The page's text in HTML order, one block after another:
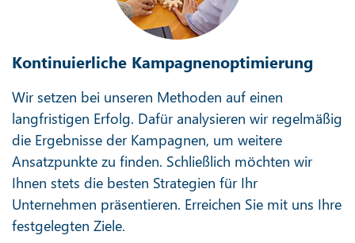
Kontinuierliche Kampagnenoptimierung
Wir setzen bei unseren Methoden auf einen
langfristigen Erfolg. Dafür analysieren wir regelmäßig
die Ergebnisse der Kampagnen, um weitere
Ansatzpunkte zu finden. Schließlich möchten wir
Ihnen stets die besten Strategien für Ihr
Unternehmen präsentieren. Erreichen Sie mit uns Ihre
festgelegten Ziele.